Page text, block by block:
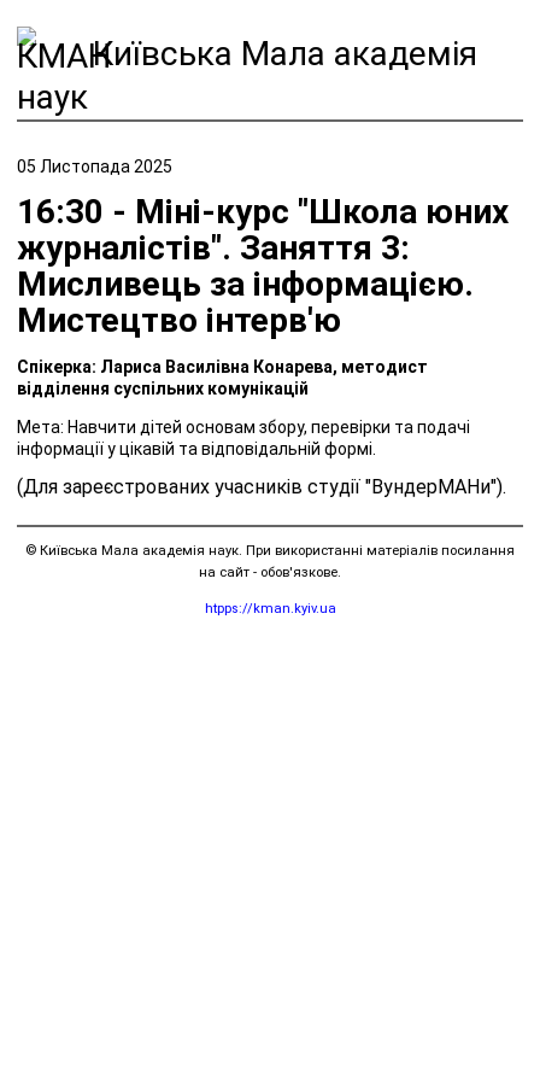
Київська Мала академія
наук
05 Листопада 2025
16:30 - Міні-курс "Школа юних
журналістів". Заняття 3:
Мисливець за інформацією.
Мистецтво інтерв'ю
Спікерка: Лариса Василівна Конарева, методист
відділення суспільних комунікацій
Мета: Навчити дітей основам збору, перевірки та подачі
інформації у цікавій та відповідальній формі.
(Для зареєстрованих учасників студії "ВундерМАНи").
© Київська Мала академія наук. При використанні матеріалів посилання
на сайт - обов'язкове.
htpps://kman.kyiv.ua